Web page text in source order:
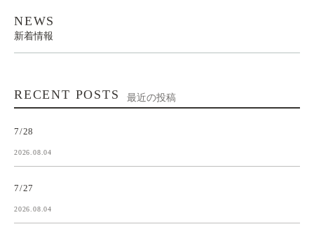
NEWS
新着情報
RECENT POSTS 最近の投稿
7/28
2026.08.04
7/27
2026.08.04